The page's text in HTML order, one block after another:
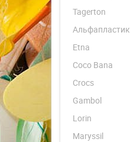
Tagerton
Альфапластик
Etna
Coco Bana
Crocs
Gambol
Lorin
Maryssil